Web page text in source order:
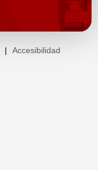
| Accesibilidad